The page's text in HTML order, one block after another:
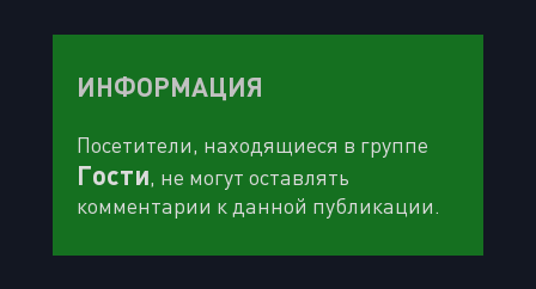
ИНФОРМАЦИЯ
Посетители, находящиеся в группе
Гости, не могут оставлять
комментарии к данной публикации.